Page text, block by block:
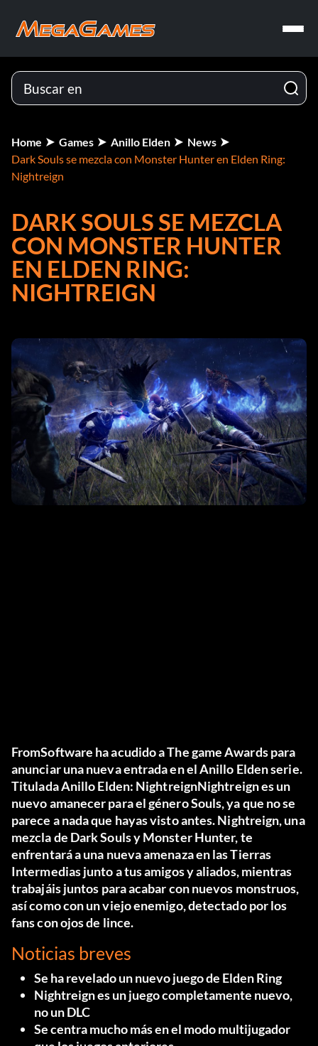
Home Games Anillo Elden
News
Dark Souls se mezcla con Monster Hunter en Elden Ring:
Nightreign
DARK SOULS SE MEZCLA
CON MONSTER HUNTER
EN ELDEN RING:
NIGHTREIGN
FromSoftware ha acudido a The game Awards para
anunciar una nueva entrada en elAnillo Eldenserie.
TituladaAnillo Elden: NightreignNightreign es un
nuevo amanecer para el género Souls, ya que no se
parece a nada que hayas visto antes. Nightreign, una
mezcla de Dark Souls y Monster Hunter, te
enfrentará a una nueva amenaza en las Tierras
Intermedias junto a tus amigos y aliados, mientras
trabajáis juntos para acabar con nuevos monstruos,
así como con un viejo enemigo, detectado por los
fans con ojos de lince.
Noticias breves
Se ha revelado un nuevo juego de Elden Ring
Nightreign es un juego completamente nuevo,
no un DLC
Se centra mucho más en el modo multijugador